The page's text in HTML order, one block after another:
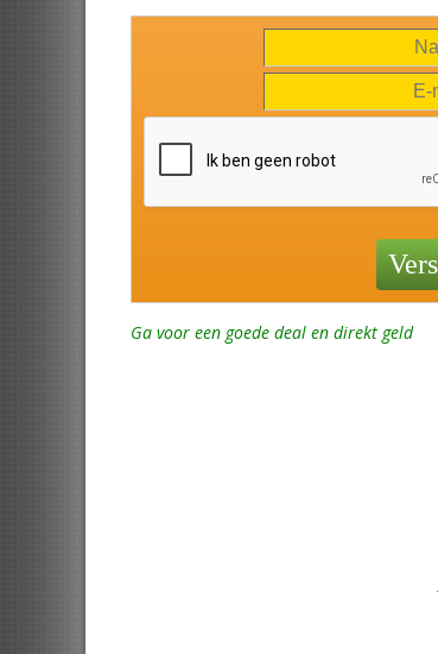
Ga voor een goede deal en direkt geld